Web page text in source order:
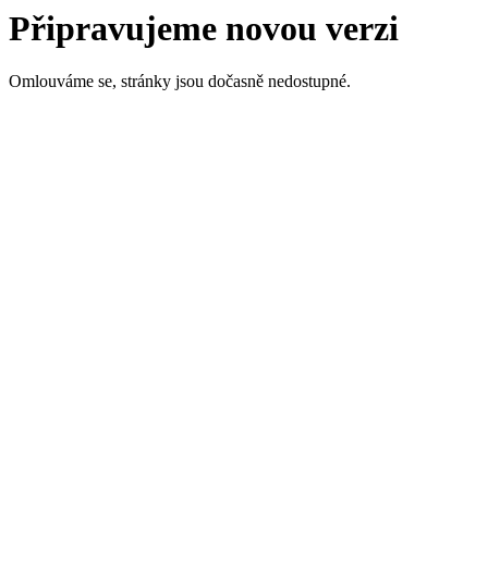
Připravujeme novou verzi
Omlouváme se, stránky jsou dočasně nedostupné.